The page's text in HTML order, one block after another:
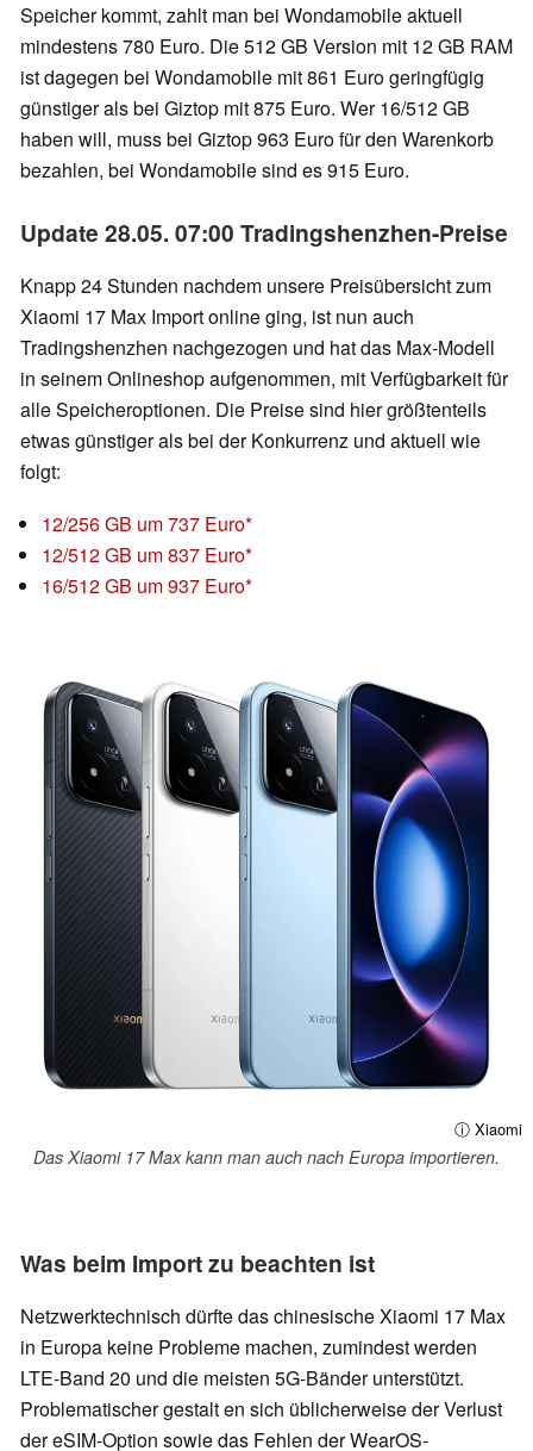
Speicher kommt, zahlt man bei Wondamobile aktuell
mindestens 780 Euro. Die 512 GB Version mit 12 GB RAM
ist dagegen bei Wondamobile mit 861 Euro geringfügig
günstiger als bei Giztop mit 875 Euro. Wer 16/512 GB
haben will, muss bei Giztop 963 Euro für den Warenkorb
bezahlen, bei Wondamobile sind es 915 Euro.
Update 28.05. 07:00 Tradingshenzhen-Preise
Knapp 24 Stunden nachdem unsere Preisübersicht zum
Xiaomi 17 Max Import online ging, ist nun auch
Tradingshenzhen nachgezogen und hat das Max-Modell
in seinem Onlineshop aufgenommen, mit Verfügbarkeit für
alle Speicheroptionen. Die Preise sind hier größtenteils
etwas günstiger als bei der Konkurrenz und aktuell wie
folgt:
12/256 GB um 737 Euro
12/512 GB um 837 Euro
16/512 GB um 937 Euro
ⓘ Xiaomi
Das Xiaomi 17 Max kann man auch nach Europa importieren.
Was beim Import zu beachten ist
Netzwerktechnisch dürfte das chinesische Xiaomi 17 Max
in Europa keine Probleme machen, zumindest werden
LTE-Band 20 und die meisten 5G-Bänder unterstützt.
Problematischer gestalt en sich üblicherweise der Verlust
der eSIM-Option sowie das Fehlen der WearOS-